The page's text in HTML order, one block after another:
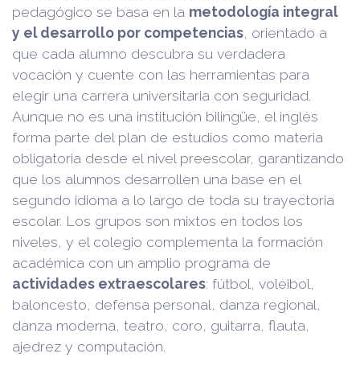
pedagógico se basa en la metodología integral
y el desarrollo por competencias , orientado a
que cada alumno descubra su verdadera
vocación y cuente con las herramientas para
elegir una carrera universitaria con seguridad.
Aunque no es una institución bilingüe, el inglés
forma parte del plan de estudios como materia
obligatoria desde el nivel preescolar, garantizando
que los alumnos desarrollen una base en el
segundo idioma a lo largo de toda su trayectoria
escolar. Los grupos son mixtos en todos los
niveles, y el colegio complementa la formación
académica con un amplio programa de
actividades extraescolares: fútbol, voleibol,
baloncesto, defensa personal, danza regional,
danza moderna, teatro, coro, guitarra, flauta,
ajedrez y computación.